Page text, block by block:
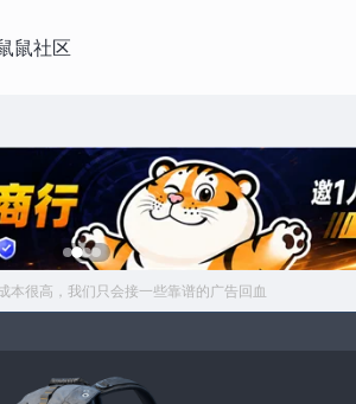
鼠社区
本很高，我们只会接一些靠谱的广告回血